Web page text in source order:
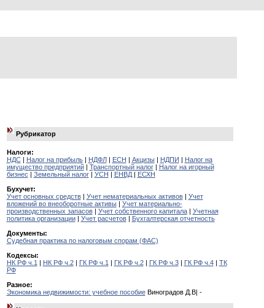
Рубрикатор
Налоги:
НДС| Налог на прибыль| НДФЛ| ЕСН | Акцизы| НДПИ | Налог на
имущество предприятий| Транспортный налог| Налог на игорный
бизнес | Земельный налог| УСН | ЕНВД| ЕСХН
Бухучет:
Учет основных средств| Учет нематериальных активов| Учет
вложений во внеоборотные активы| Учет материально-
производственных запасов| Учет собственного капитала| Учетная
политика организации| Учет расчетов| Бухгалтерская отчетность
Документы:
Судебная практика по налоговым спорам (ФАС)
Кодексы:
НК РФ ч.1 | НК РФ ч.2| ГК РФ ч.1 | ГК РФ ч.2| ГК РФ ч.3| ГК РФ ч.4| ТК
РФ
Разное:
Экономика недвижимости: учебное пособиеВиноградов Д.В| -